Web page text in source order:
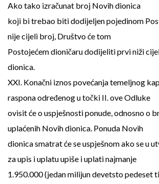
Ako tako izračunat broj Novih dionica
koji bi trebao biti dodijeljen pojedinom
nije cijeli broj, Društvo će tom
Postojećem dioničaru dodijeliti prvi niži
dionica.
XXI. Konačni iznos povećanja temeljnog
raspona određenog u točki II. ove Odluke
ovisit će o uspješnosti ponude, odnosno o
uplaćenih Novih dionica. Ponuda Novih
dionica smatrat će se uspješnom ako se u
za upis i uplatu upiše i uplati najmanje
1.950.000 (jedan milijun devetsto pedeset